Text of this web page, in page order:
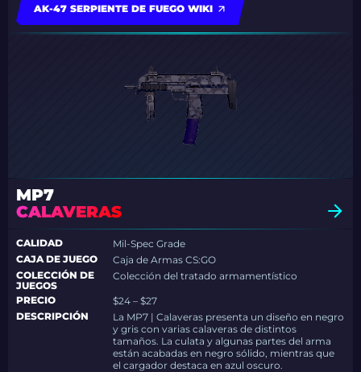
AK-47 SERPIENTE DE FUEGO WIKI
MP7
CALAVERAS
CALIDAD
Mil-Spec Grade
CAJA DE JUEGO
Caja de Armas CS:GO
COLECCIÓN DE
JUEGOS
Colección del tratado armamentístico
PRECIO
$24 – $27
DESCRIPCIÓN
La MP7 | Calaveras presenta un diseño en negro
y gris con varias calaveras de distintos
tamaños. La culata y algunas partes del arma
están acabadas en negro sólido, mientras que
el cargador destaca en azul oscuro.